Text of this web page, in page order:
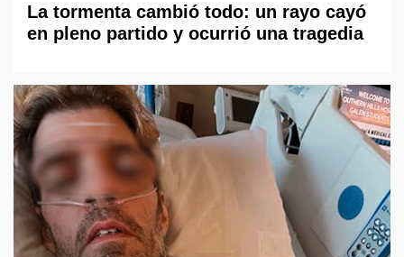
La tormenta cambió todo: un rayo cayó
en pleno partido y ocurrió una tragedia